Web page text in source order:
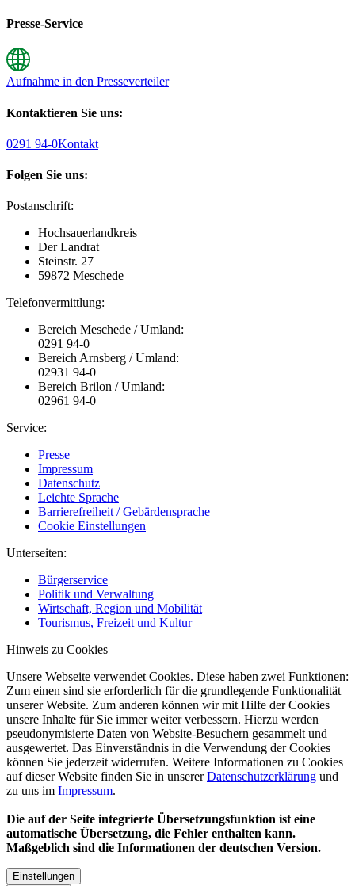
Presse-Service
Aufnahme in den Presseverteiler
Kontaktieren Sie uns:
0291 94-0Kontakt
Folgen Sie uns:
Postanschrift:
Hochsauerlandkreis
Der Landrat
Steinstr. 27
59872 Meschede
Telefonvermittlung:
Bereich Meschede / Umland:
0291 94-0
Bereich Arnsberg / Umland:
02931 94-0
Bereich Brilon / Umland:
02961 94-0
Service:
Presse
Impressum
Datenschutz
Leichte Sprache
Barrierefreiheit / Gebärdensprache
Cookie Einstellungen
Unterseiten:
Bürgerservice
Politik und Verwaltung
Wirtschaft, Region und Mobilität
Tourismus, Freizeit und Kultur
Hinweis zu Cookies
Unsere Webseite verwendet Cookies. Diese haben zwei Funktionen:
Zum einen sind sie erforderlich für die grundlegende Funktionalität
unserer Website. Zum anderen können wir mit Hilfe der Cookies
unsere Inhalte für Sie immer weiter verbessern. Hierzu werden
pseudonymisierte Daten von Website-Besuchern gesammelt und
ausgewertet. Das Einverständnis in die Verwendung der Cookies
können Sie jederzeit widerrufen. Weitere Informationen zu Cookies
auf dieser Website finden Sie in unsererDatenschutzerklärung und
zu uns im Impressum.
Die auf der Seite integrierte Übersetzungsfunktion ist eine
automatische Übersetzung, die Fehler enthalten kann.
Maßgeblich sind die Informationen der deutschen Version.
Einstellungen